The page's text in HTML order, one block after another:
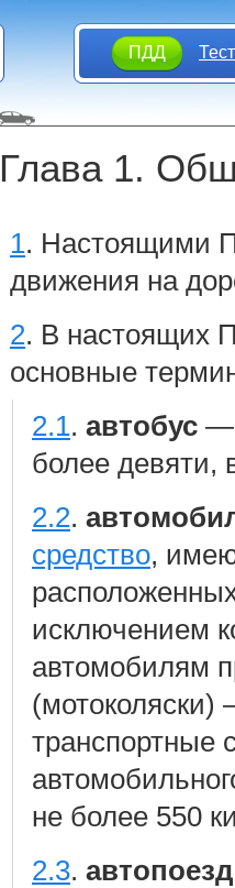
ПДД
Глава 1.
1. Настоящими
движения на
2. В настоящих
основные
2.1. автобус
более девяти,
2.2.
средство,
исключением
автомобилям
(мотоколяски)
транспортные
не более 550
2.3. автопоезд